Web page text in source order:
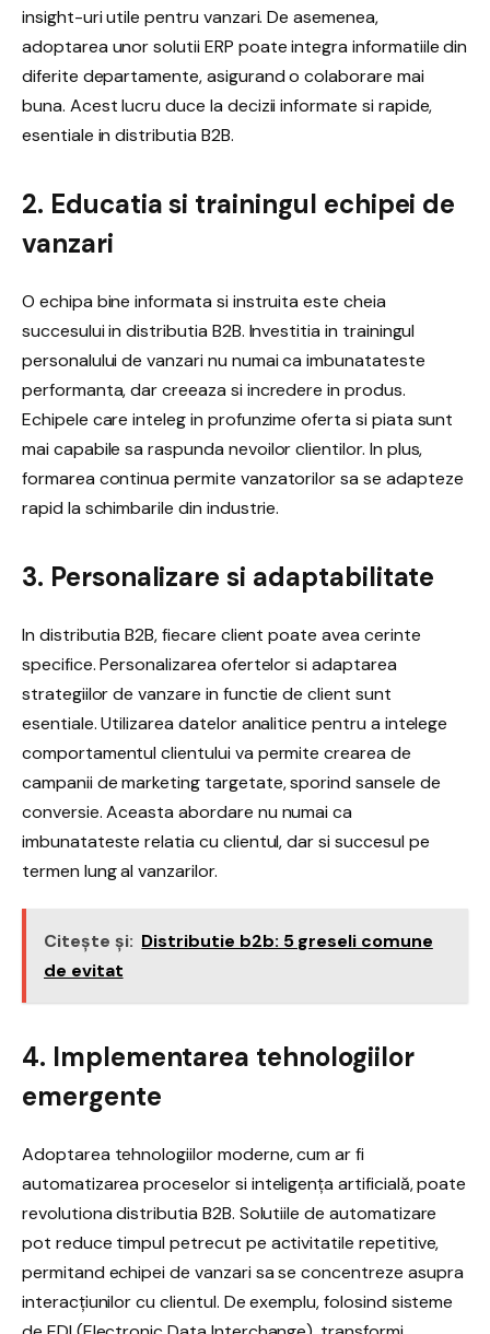
insight-uri utile pentru vanzari. De asemenea,
adoptarea unor solutii ERP poate integra informatiile din
diferite departamente, asigurand o colaborare mai
buna. Acest lucru duce la decizii informate si rapide,
esentiale in distributia B2B.
2. Educatia si trainingul echipei de
vanzari
O echipa bine informata si instruita este cheia
succesului in distributia B2B. Investitia in trainingul
personalului de vanzari nu numai ca imbunatateste
performanta, dar creeaza si incredere in produs.
Echipele care inteleg in profunzime oferta si piata sunt
mai capabile sa raspunda nevoilor clientilor. In plus,
formarea continua permite vanzatorilor sa se adapteze
rapid la schimbarile din industrie.
3. Personalizare si adaptabilitate
In distributia B2B, fiecare client poate avea cerinte
specifice. Personalizarea ofertelor si adaptarea
strategiilor de vanzare in functie de client sunt
esentiale. Utilizarea datelor analitice pentru a intelege
comportamentul clientului va permite crearea de
campanii de marketing targetate, sporind sansele de
conversie. Aceasta abordare nu numai ca
imbunatateste relatia cu clientul, dar si succesul pe
termen lung al vanzarilor.
Citește și: Distributie b2b: 5 greseli comune
de evitat
4. Implementarea tehnologiilor
emergente
Adoptarea tehnologiilor moderne, cum ar fi
automatizarea proceselor si inteligența artificială, poate
revolutiona distributia B2B. Solutiile de automatizare
pot reduce timpul petrecut pe activitatile repetitive,
permitand echipei de vanzari sa se concentreze asupra
interacțiunilor cu clientul. De exemplu, folosind sisteme